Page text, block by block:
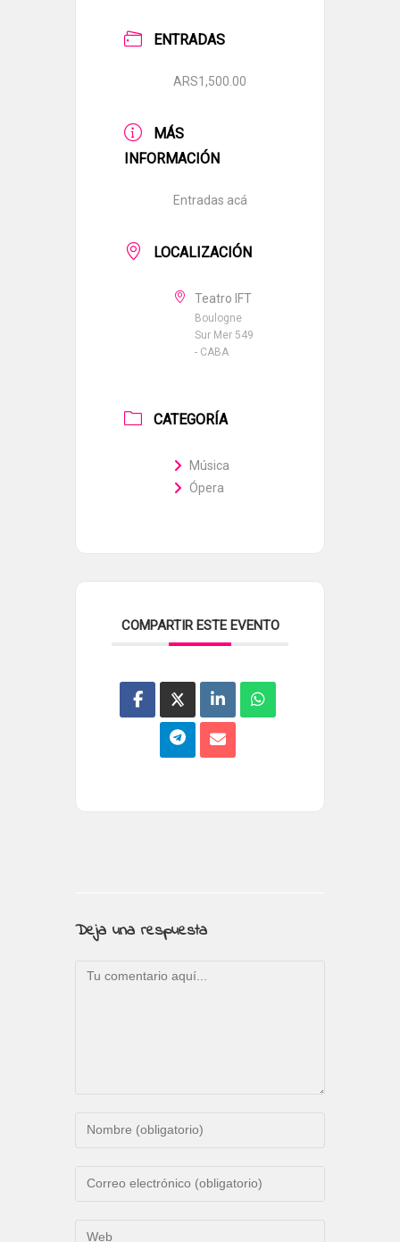
ENTRADAS
ARS1,500.00
MÁS
INFORMACIÓN
Entradas acá
LOCALIZACIÓN
Teatro IFT
Boulogne
Sur Mer 549
- CABA
CATEGORÍA
Música
Ópera
COMPARTIR ESTE EVENTO
Deja una respuesta
Comentario
Introduce
de
Introduce
Introduce